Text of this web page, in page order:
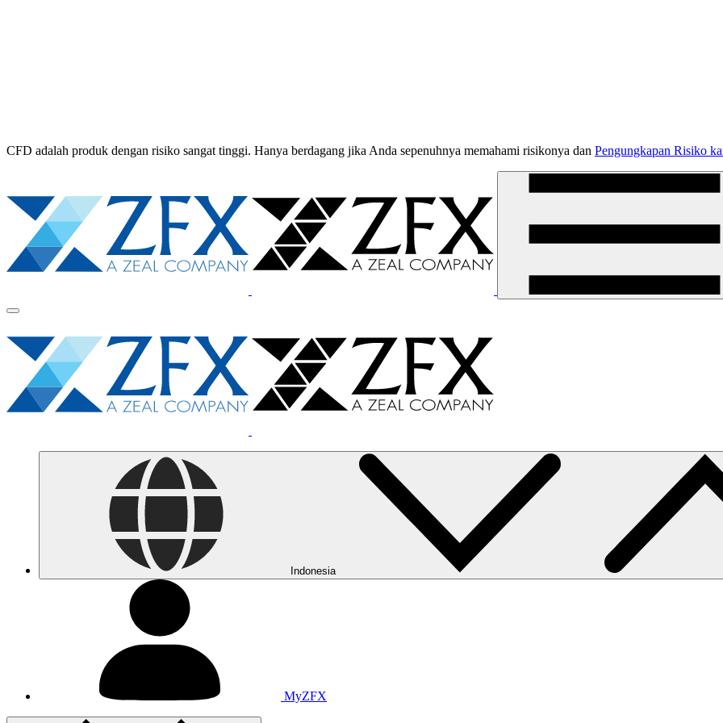
CFD adalah produk dengan risiko sangat tinggi. Hanya berdagang jika Anda sepenuhnya memahami risikonya dan Pengungkapan Risiko
Indonesia
MyZFX